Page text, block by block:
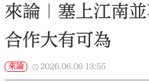
來論｜塞上江南
合作大有可為
來論 2026.06.06 13:55